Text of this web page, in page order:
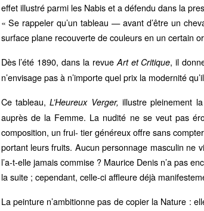
effet illustré parmi les Nabis et a défendu dans la
« Se rappeler qu’un tableau — avant d’être un
surface plane recouverte de couleurs en un certain
Dès l’été 1890, dans la revueArt et Critique, il
n’envisage pas à n’importe quel prix la modernité
Ce tableau,L’Heureux Verger, illustre pleinement
auprès de la Femme. La nudité ne se veut pas
composition, un frui- tier généreux offre sans
portant leurs fruits. Aucun personnage masculin
l’a-t-elle jamais commise ? Maurice Denis n’a pas
la suite ; cependant, celle-ci affleure déjà
La peinture n’ambitionne pas de copier la Nature :